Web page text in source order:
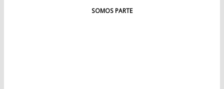
SOMOS PARTE